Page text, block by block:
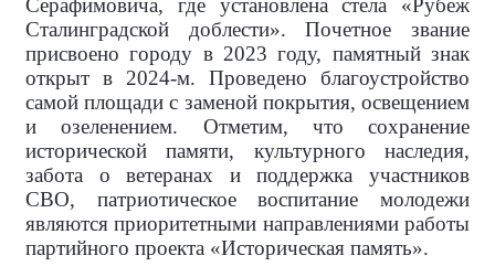
Серафимовича, где установлена стела «Рубеж
Сталинградской доблести». Почетное звание
присвоено городу в 2023 году, памятный знак
открыт в 2024-м. Проведено благоустройство
самой площади с заменой покрытия, освещением
и озеленением. Отметим, что сохранение
исторической памяти, культурного наследия,
забота о ветеранах и поддержка участников
СВО, патриотическое воспитание молодежи
являются приоритетными направлениями работы
партийного проекта «Историческая память».